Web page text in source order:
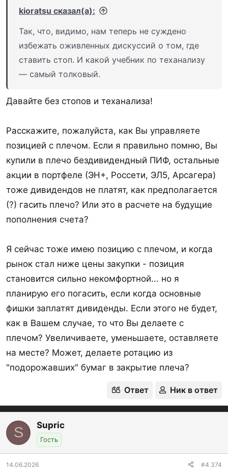
kioratsu сказал(а):
Так, что, видимо, нам теперь не суждено
избежать оживленных дискуссий о том, где
ставить стоп. И какой учебник по теханализу
— самый толковый.
Давайте без стопов и теханализа!
Расскажите, пожалуйста, как Вы управляете
позицией с плечом. Если я правильно помню, Вы
купили в плечо бездивидендный ПИФ, остальные
акции в портфеле (ЭН+, Россети, ЭЛ5, Арсагера)
тоже дивидендов не платят, как предполагается
(?) гасить плечо? Или это в расчете на будущие
пополнения счета?
Я сейчас тоже имею позицию с плечом, и когда
рынок стал ниже цены закупки - позиция
становится сильно некомфортной... но я
планирую его погасить, если когда основные
фишки заплатят дивиденды. Если этого не будет,
как в Вашем случае, то что Вы делаете с
плечом? Увеличиваете, уменьшаете, оставляете
на месте? Может, делаете ротацию из
"подорожавших" бумаг в закрытие плеча?
Ответ Ник в ответ
S Supric
Гость
14.06.2026 #4 374